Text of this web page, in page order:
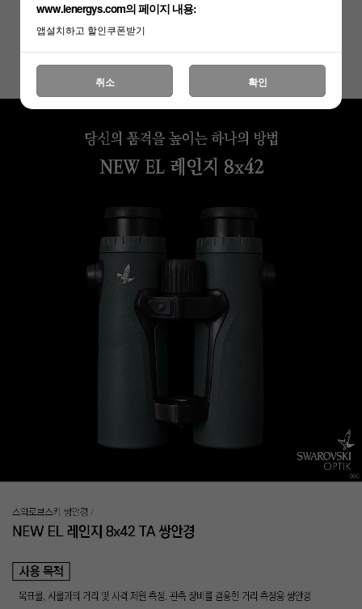
www.lenergys.com의 페이지 내용:
앱설치하고 할인쿠폰받기
취소 확인